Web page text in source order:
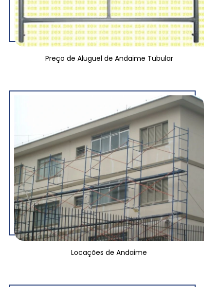
Preço de Aluguel de Andaime Tubular
Locações de Andaime